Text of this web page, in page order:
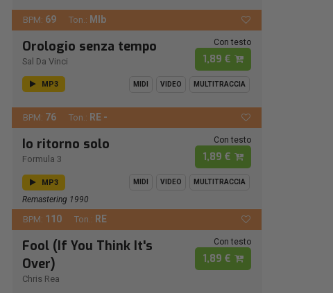
BPM: 69 Ton.: MIb
Orologio senza tempo
Sal Da Vinci
Con testo
1,89 €
MP3 MIDI VIDEO MULTITRACCIA
BPM: 76 Ton.: RE -
Io ritorno solo
Formula 3
Con testo
1,89 €
MP3 MIDI VIDEO MULTITRACCIA
Remastering 1990
BPM: 110 Ton.: RE
Fool (If You Think It's
Over)
Chris Rea
Con testo
1,89 €